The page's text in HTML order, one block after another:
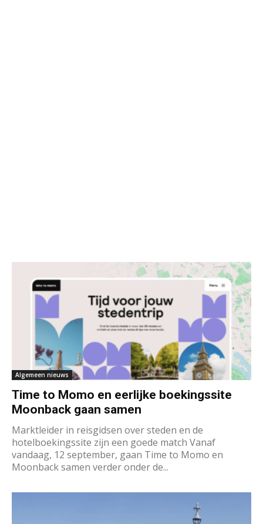
Algemeen nieuws
Time to Momo en eerlijke boekingssite
Moonback gaan samen
Marktleider in reisgidsen over steden en de
hotelboekingssite zijn een goede match Vanaf
vandaag, 12 september, gaan Time to Momo en
Moonback samen verder onder de...